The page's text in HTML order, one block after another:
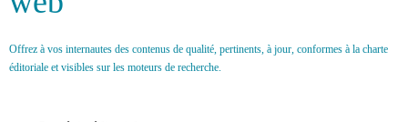
Offrez à vos internautes des contenus de qualité, pertinents, à jour, conformes à la charte
éditoriale et visibles sur les moteurs de recherche.